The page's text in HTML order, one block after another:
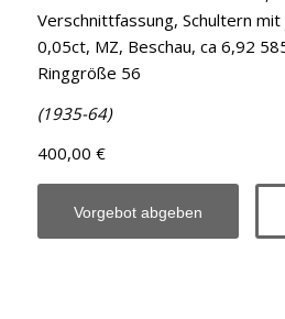
Verschnittfassung, Schultern
0,05ct, MZ, Beschau, ca 6,92
Ringgröße 56
(1935-64)
400,00 €
Vorgebot abgeben